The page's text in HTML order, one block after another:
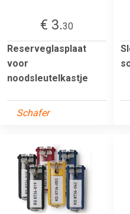
€ 3.30
Reserveglasplaat
voor
noodsleutelkastje
Schafer